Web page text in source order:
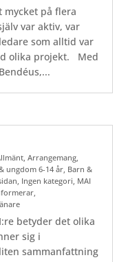
mycket på flera
var aktiv, var
som alltid var
olika projekt. Med
,Arrangemang
ungdom 6-14 år Barn &
Ingen kategori MAI
betyder det olika
sig i
sammanfattning